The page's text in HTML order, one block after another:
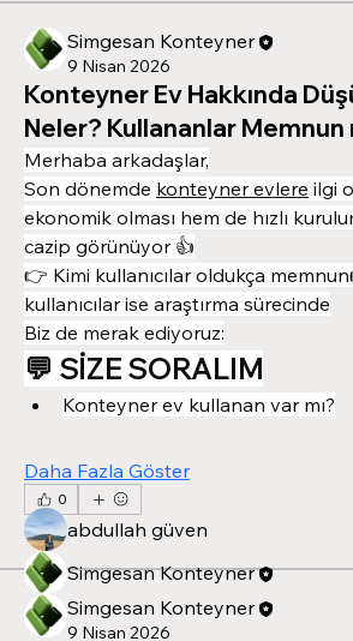
Simgesan Konteyner
9 Nisan 2026
Konteyner Ev Hakkında
Neler? Kullananlar Memnun
Merhaba arkadaşlar,
Son dönemde konteyner evlere ilgi
ekonomik olması hem de hızlı
cazip görünüyor 👍
👉 Kimi kullanıcılar oldukça
kullanıcılar ise araştırma sürecinde
Biz de merak ediyoruz:
💬 SİZE SORALIM
Konteyner ev kullanan var mı?
Daha Fazla Göster
0
0
Simgesan Konteyner
9 Nisan 2026
Hakkında
Konteyner ev ve tiny house
Devamını oku
Üye
abdullah güven
Simgesan Konteyner
Tüm Üyeleri Gör (2)